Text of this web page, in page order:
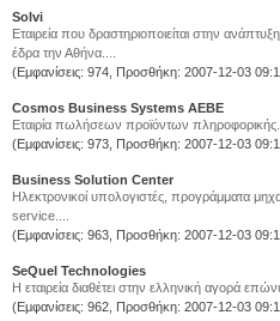
Solvi
Εταιρεία που δραστηριοποιείται στην
έδρα την Αθήνα....
(Εμφανίσεις: 974, Προσθήκη: 2007-12-03
Cosmos Business Systems AEBE
Εταιρία πωλήσεων προϊόντων
(Εμφανίσεις: 973, Προσθήκη: 2007-12-03
Business Solution Center
Ηλεκτρονικοί υπολογιστές, προγράμματα
service....
(Εμφανίσεις: 963, Προσθήκη: 2007-12-03
SeQuel Technologies
Η εταιρεία διαθέτει στην ελληνική αγορά
(Εμφανίσεις: 962, Προσθήκη: 2007-12-03